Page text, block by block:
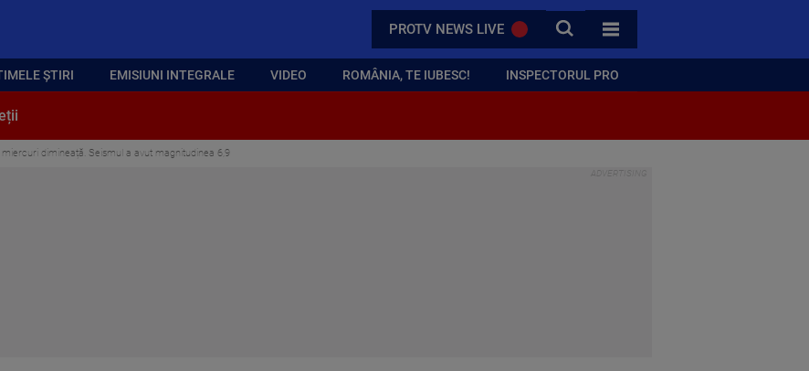
PROTV NEWS LIVE CAUTA
TOATE CATEGORIILE
ȘTIRI EMISIUNI INTEGRALE VIDEO ROMÂNIA, TE IUBESC! INSPECTORUL PRO
dimineață. Seismul a avut magnitudinea 6,9